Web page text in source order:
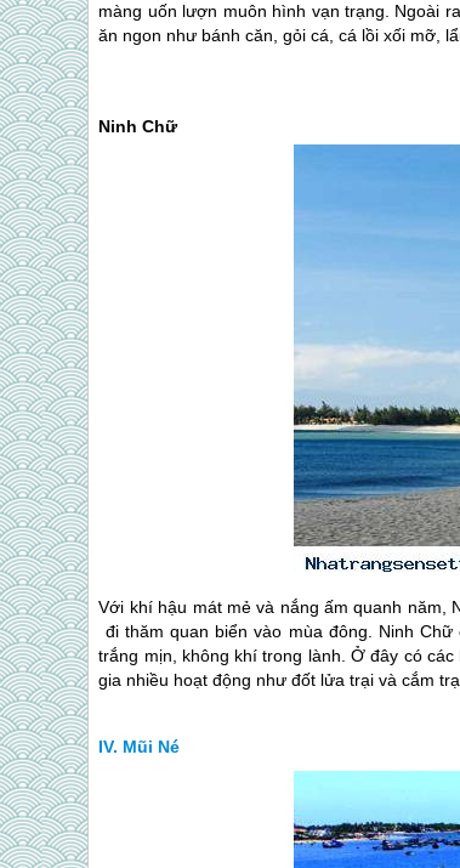
màng uốn lượn muôn hình vạn trạng. Ngoài
ăn ngon như bánh căn, gỏi cá, cá lồi xối mỡ,
Ninh Chữ
Với khí hậu mát mẻ và nắng ấm quanh năm,
đi thăm quan biển vào mùa đông. Ninh
trắng mịn, không khí trong lành. Ở đây có
gia nhiều hoạt động như đốt lửa trại và cắm
Mũi Né